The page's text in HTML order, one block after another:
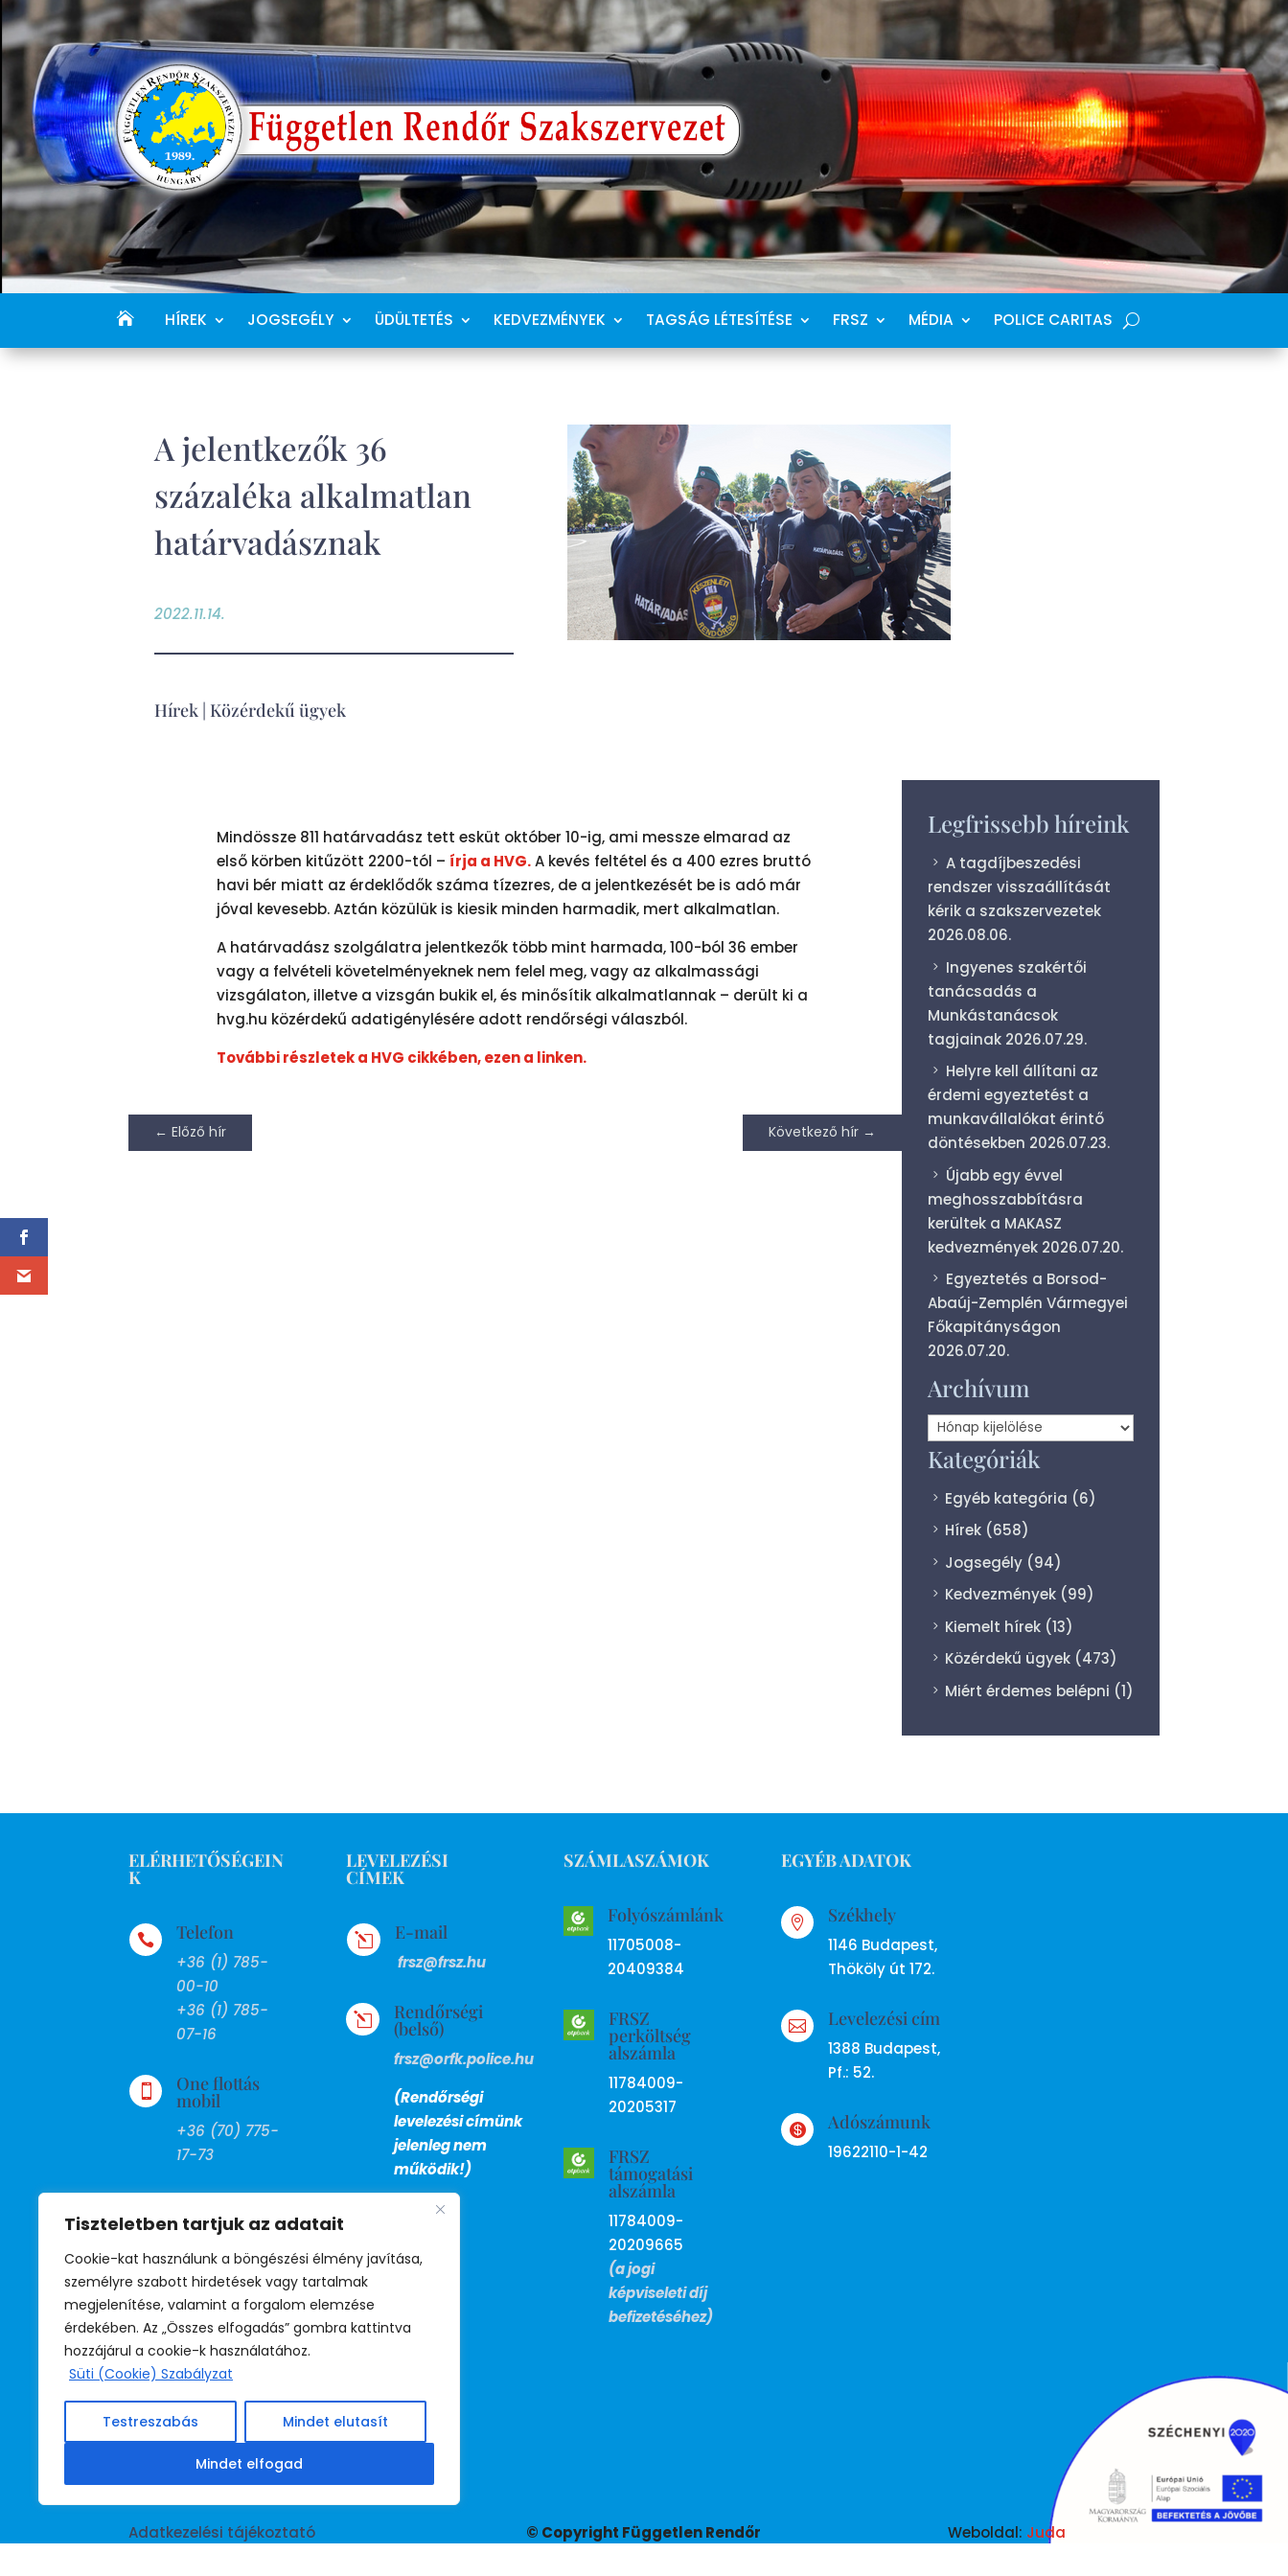
Tiszteletben tartjuk az adatait
Cookie-kat használunk a böngészési élmény javítása,
személyre szabott hirdetések vagy tartalmak
megjelenítése, valamint a forgalom elemzése
érdekében. Az „Összes elfogadás” gombra kattintva
hozzájárul a cookie-k használatához.
Süti (Cookie) Szabályzat
Testreszabás Mindet elutasít
Mindet elfogad
HÍREK JOGSEGÉLY ÜDÜLTETÉS KEDVEZMÉNYEK TAGSÁG LÉTESÍTÉSE FRSZ MÉDIA POLICE CARITAS
A jelentkezők 36
százaléka alkalmatlan
határvadásznak
2022.11.14.
Hírek Közérdekű ügyek
Mindössze 811 határvadász tett esküt október 10-ig, ami messze elmarad az
első körben kitűzött 2200-tól – írja a HVG. A kevés feltétel és a 400 ezres bruttó
havi bér miatt az érdeklődők száma tízezres, de a jelentkezését be is adó már
jóval kevesebb. Aztán közülük is kiesik minden harmadik, mert alkalmatlan.
A határvadász szolgálatra jelentkezők több mint harmada, 100-ból 36 ember
vagy a felvételi követelményeknek nem felel meg, vagy az alkalmassági
vizsgálaton, illetve a vizsgán bukik el, és minősítik alkalmatlannak – derült ki a
hvg.hu közérdekű adatigénylésére adott rendőrségi válaszból.
További részletek a HVG cikkében, ezen a linken.
←Előző hír Következő hír→
Legfrissebb híreink
A tagdíjbeszedési
rendszer visszaállítását
kérik a szakszervezetek
2026.08.06.
Ingyenes szakértői
tanácsadás a
Munkástanácsok
tagjainak 2026.07.29.
Helyre kell állítani az
érdemi egyeztetést a
munkavállalókat érintő
döntésekben 2026.07.23.
Újabb egy évvel
meghosszabbításra
kerültek a MAKASZ
kedvezmények 2026.07.20.
Egyeztetés a Borsod-
Abaúj-Zemplén Vármegyei
Főkapitányságon
2026.07.20.
Archívum
Archívum
Kategóriák
Egyéb kategória (6)
Hírek(658)
Jogsegély(94)
Kedvezmények(99)
Kiemelt hírek(13)
Közérdekű ügyek(473)
Miért érdemes belépni (1)
ELÉRHETŐSÉGEIN
K
 Telefon
+36 (1) 785-
00-10
+36 (1) 785-
07-16
 One flottás
mobil
+36 (70) 775-
17-73
+36 (1) 799-
27-13
 BM telefon
39-530
(titkárság)
39-531
(jogsegély)
39-532
(irodavezető)
LEVELEZÉSI
CÍMEK
l E-mail
frsz@frsz.hu
l Rendőrségi
(belső)
frsz@orfk.police.hu
(Rendőrségi
levelezési címünk
jelenleg nem
működik!)
SZÁMLASZÁMOK
Folyószámlánk
11705008-
20409384
FRSZ
perköltség
alszámla
11784009-
20205317
FRSZ
támogatási
alszámla
11784009-
20209665
(a jogi
képviseleti díj
befizetéséhez)
EGYÉB ADATOK
 Székhely
1146 Budapest,
Thököly út 172.
 Levelezési cím
1388 Budapest,
Pf.: 52.
 Adószámunk
19622110-1-42
Adatkezelési tájékoztató
© Copyright Független Rendőr
Weboldal: Juda